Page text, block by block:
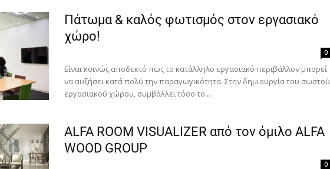
Πάτωμα & καλός φωτισμός στον εργασιακό
χώρο!
0
Είναι κοινώς αποδεκτό πως το κατάλληλο εργασιακό περιβάλλον μπορεί
να αυξήσει κατά πολύ την παραγωγικότητα. Στην δημιουργία του σωστού
εργασιακού χώρου, συμβάλλει τόσο το...
ALFA ROOM VISUALIZER από τον όμιλο ALFA
WOOD GROUP
0